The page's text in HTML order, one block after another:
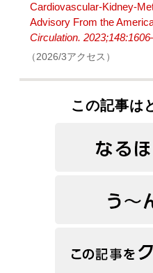
Cardiovascular-Kidney-
Advisory From the
Circulation.
（2026/3アクセス）
この記事は